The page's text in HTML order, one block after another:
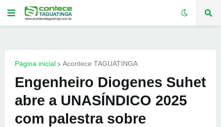
Página inicial Acontece TAGUATINGA
Engenheiro Diogenes Suhet
abre a UNASÍNDICO 2025
com palestra sobre